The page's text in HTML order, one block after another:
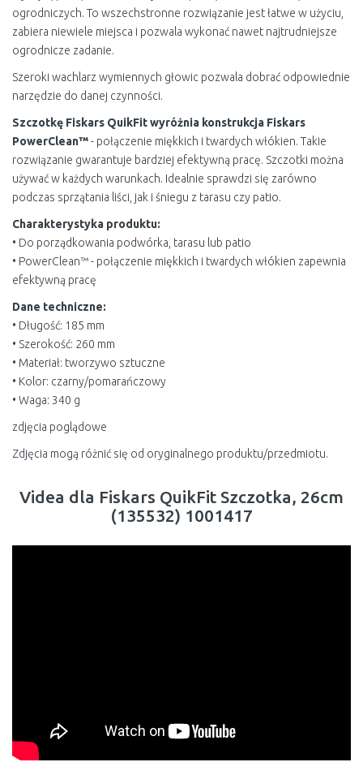
ogrodniczych. To wszechstronne rozwiązanie jest łatwe w użyciu,
zabiera niewiele miejsca i pozwala wykonać nawet najtrudniejsze
ogrodnicze zadanie.
Szeroki wachlarz wymiennych głowic pozwala dobrać odpowiednie
narzędzie do danej czynności.
Szczotkę Fiskars QuikFit wyróżnia konstrukcja Fiskars
PowerClean™- połączenie miękkich i twardych włókien. Takie
rozwiązanie gwarantuje bardziej efektywną pracę. Szczotki można
używać w każdych warunkach. Idealnie sprawdzi się zarówno
podczas sprzątania liści, jak i śniegu z tarasu czy patio.
Charakterystyka produktu:
• Do porządkowania podwórka, tarasu lub patio
• PowerClean™ - połączenie miękkich i twardych włókien zapewnia
efektywną pracę
Dane techniczne:
• Długość: 185 mm
• Szerokość: 260 mm
• Materiał: tworzywo sztuczne
• Kolor: czarny/pomarańczowy
• Waga: 340 g
zdjęcia poglądowe
Zdjęcia mogą różnić się od oryginalnego produktu/przedmiotu.
Videa dla Fiskars QuikFit Szczotka, 26cm
(135532) 1001417